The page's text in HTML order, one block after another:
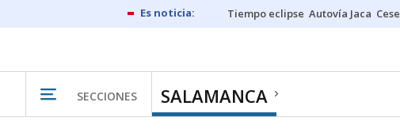
Tiempo eclipse Autovía Jaca
SECCIONES SALAMANCA